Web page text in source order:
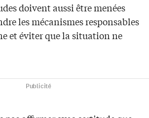
doivent aussi être menées
les mécanismes responsables
et éviter que la situation ne
Publicité